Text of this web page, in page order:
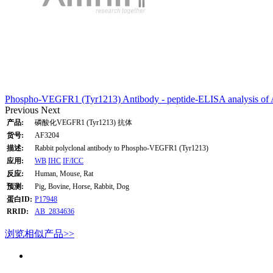
Phospho-VEGFR1 (Tyr1213) Antibody - peptide-ELISA analysis of
Previous Next
产品:
磷酸化VEGFR1 (Tyr1213) 抗体
货号:
AF3204
描述:
Rabbit polyclonal antibody to Phospho-VEGFR1 (Tyr1213)
应用:
WB IHC IF/ICC
反应:
Human, Mouse, Rat
预测:
Pig, Bovine, Horse, Rabbit, Dog
蛋白ID: P17948
RRID:
AB_2834636
浏览相似产品>>